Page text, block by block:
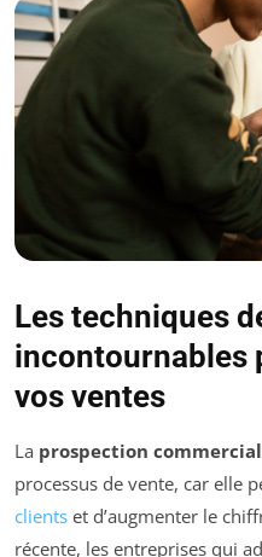
Les techniques
incontournables
vos ventes
La prospection
processus de vente, car elle
clients et d’augmenter le
récente, les entreprises qui